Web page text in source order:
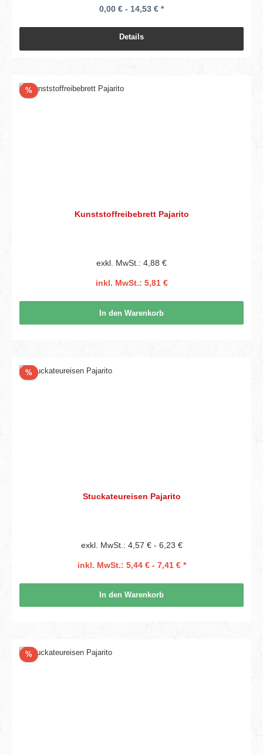
0,00 € - 14,53 € *
Details
%Rabatt
Kunststoffreibebrett Pajarito
exkl. MwSt.: 4,88 €
inkl. MwSt.: 5,81 €
In den Warenkorb
%Rabatt
Stuckateureisen Pajarito
exkl. MwSt.: 4,57 € - 6,23 €
inkl. MwSt.: 5,44 € - 7,41 € *
In den Warenkorb
%Rabatt